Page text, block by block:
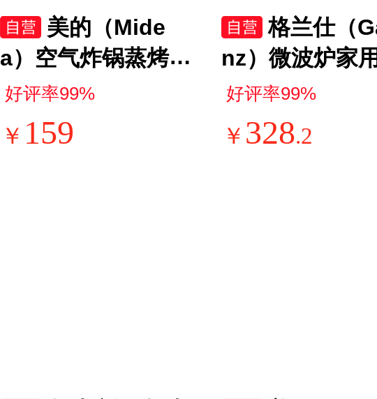
￥ 159
美的（Mide
a）空气炸锅蒸烤一
体蒸汽嫩烤免翻面
实用多功能家用空
气炸锅大容量5.3L
好评率99%
￥ 328.2
格兰仕（
nz）微波炉家
型便捷微波炉
转盘加热旋钮
易洁内胆操作
好评率99%